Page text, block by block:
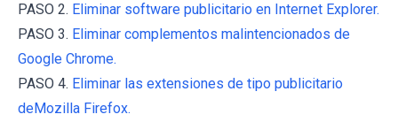
PASO 2. Eliminar software publicitario en Internet Explorer.
PASO 3. Eliminar complementos malintencionados de
Google Chrome.
PASO 4. Eliminar las extensiones de tipo publicitario
deMozilla Firefox.